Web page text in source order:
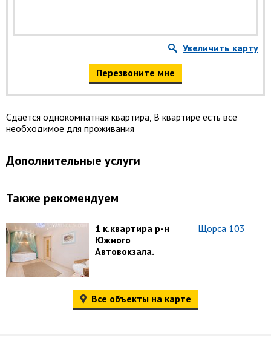
Увеличить карту
Перезвоните мне
Сдается однокомнатная квартира, В квартире есть все
необходимое для проживания
Дополнительные услуги
Также рекомендуем
1 к.квартира р-н
Южного
Автовокзала.
Щорса 103
Все объекты на карте